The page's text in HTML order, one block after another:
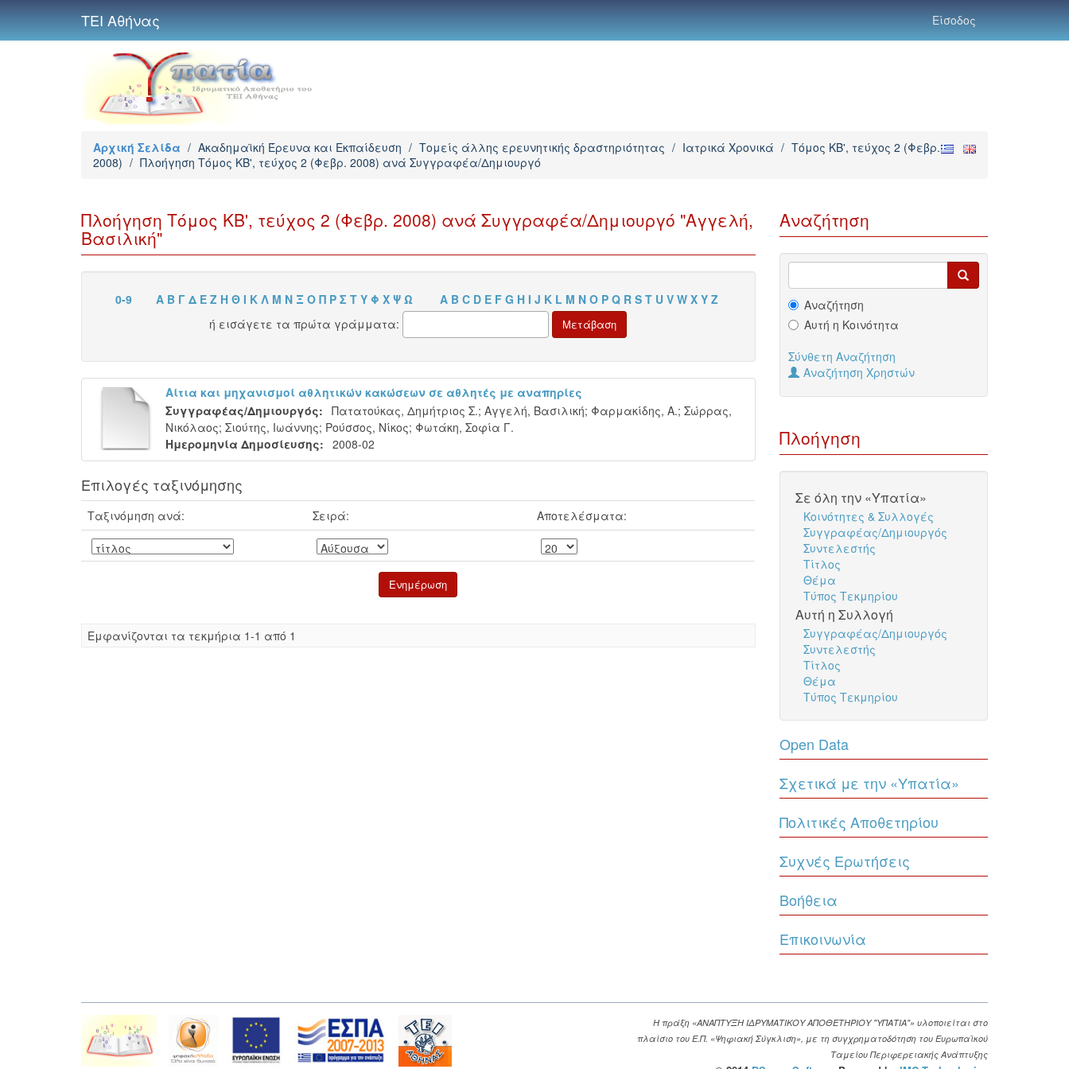
ΤΕΙ Αθήνας Είσοδος
Αρχική Σελίδα / Ακαδημαϊκή Έρευνα και Εκπαίδευση / Τομείς άλλης ερευνητικής δραστηριότητας / Ιατρικά Χρονικά / Τόμος ΚΒ', τεύχος 2 (Φεβρ.
2008) / Πλοήγηση Τόμος ΚΒ', τεύχος 2 (Φεβρ. 2008) ανά Συγγραφέα/Δημιουργό
Πλοήγηση Τόμος ΚΒ', τεύχος 2 (Φεβρ. 2008) ανά Συγγραφέα/Δημιουργό "Αγγελή,
Βασιλική"
0-9 Α Β Γ Δ Ε Ζ Η Θ Ι Κ Λ Μ Ν Ξ Ο Π Ρ Σ Τ Υ Φ Χ Ψ Ω A B C D E F G H I J K L M N O P Q R S T U V W X Y Z
ή εισάγετε τα πρώτα γράμματα:
Αίτια και μηχανισμοί αθλητικών κακώσεων σε αθλητές με αναπηρίες
Συγγραφέας/Δημιουργός: Πατατούκας, Δημήτριος Σ.; Αγγελή, Βασιλική; Φαρμακίδης, Α.; Σώρρας,
Νικόλαος; Σιούτης, Ιωάννης; Ρούσσος, Νίκος; Φωτάκη, Σοφία Γ.
Ημερομηνία Δημοσίευσης: 2008-02
Επιλογές ταξινόμησης
Ταξινόμηση ανά: Σειρά: Αποτελέσματα:
Eμφανίζονται τα τεκμήρια 1-1 από 1
Αναζήτηση
Αναζήτηση
Αυτή η Κοινότητα
Σύνθετη Αναζήτηση
Αναζήτηση Χρηστών
Πλοήγηση
Σε όλη την «Υπατία»
Κοινότητες & Συλλογές
Συγγραφέας/Δημιουργός
Συντελεστής
Τίτλος
Θέμα
Τύπος Τεκμηρίου
Αυτή η Συλλογή
Συγγραφέας/Δημιουργός
Συντελεστής
Τίτλος
Θέμα
Τύπος Τεκμηρίου
Open Data
Σχετικά με την «Υπατία»
Πολιτικές Αποθετηρίου
Συχνές Ερωτήσεις
Βοήθεια
Επικοινωνία
Η πράξη «ΑΝΑΠΤΥΞΗ ΙΔΡΥΜΑΤΙΚΟΥ ΑΠΟΘΕΤΗΡΙΟΥ "ΥΠΑΤΙΑ"» υλοποιείται στο
πλαίσιο του Ε.Π. «Ψηφιακή Σύγκλιση», με τη συγχρηματοδότηση του Ευρωπαϊκού
Ταμείου Περιφερειακής Ανάπτυξης